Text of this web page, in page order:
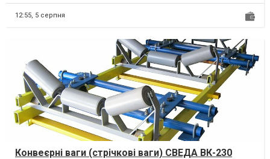
12:55, 5 серпня
Конвеєрні ваги (стрічкові ваги) СВЕДА ВК-230